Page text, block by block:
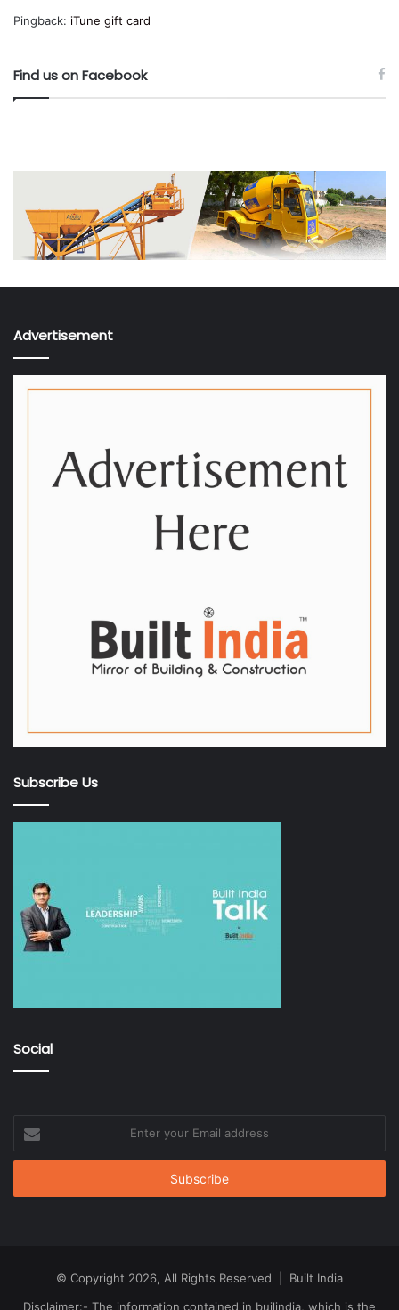
Pingback: iTune gift card
Find us on Facebook
Advertisement
Subscribe Us
Social
your
Email
© Copyright 2026, All Rights Reserved | Built India
Disclaimer:- The information contained in builindia, which is the